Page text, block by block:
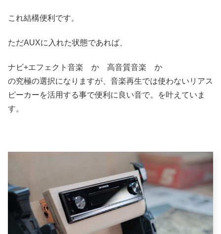
これ結構便利です。
ただAUXに入れた状態であれば、
ナビ+エフェクト音楽 か 高音質音楽 か
の究極の選択になりますが、音楽再生では使わないリアス
ピーカーを活用する事で便利に良い音で。を叶えていま
す。